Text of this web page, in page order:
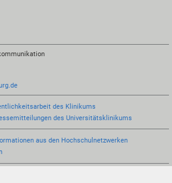
des Klinikums
des Universitätsklinikums
aus den Hochschulnetzwerken